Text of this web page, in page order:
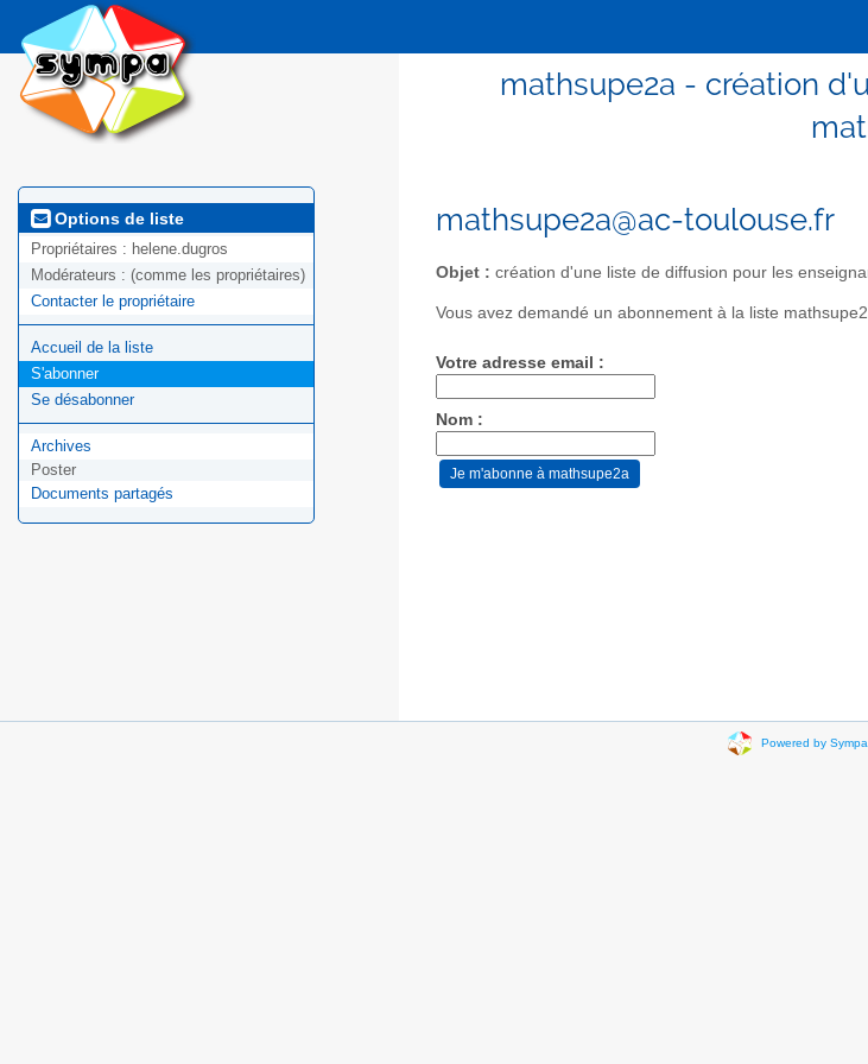
mathsupe2a - création
Options de liste
Propriétaires : helene.dugros
Modérateurs : (comme les propriétaires)
Contacter le propriétaire
Accueil de la liste
S'abonner
Se désabonner
Archives
Poster
Documents partagés
mathsupe2a@ac-toulouse.fr
Objet : création d'une liste de diffusion pour les
Vous avez demandé un abonnement à la liste
Votre adresse email :
Nom :
Powered by Sympa